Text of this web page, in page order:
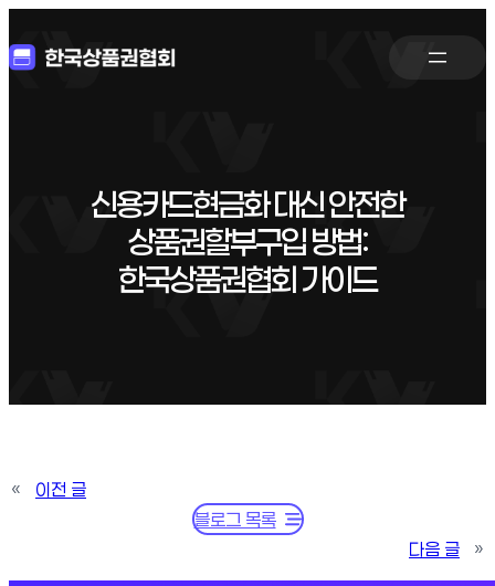
신용카드현금화 대신 안전한
상품권할부구입 방법:
한국상품권협회 가이드
«
이전 글
블로그 목록
다음 글
»